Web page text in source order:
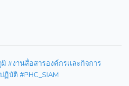
#งานสื่อสารองค์กรเเละกิจการ
บัติ #PHC_SIAM